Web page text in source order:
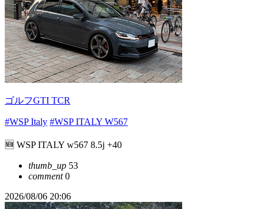
ゴルフGTI TCR
#WSP Italy #WSP ITALY W567
🆕 WSP ITALY w567 8.5j +40
thumb_up 53
comment0
2026/08/06 20:06